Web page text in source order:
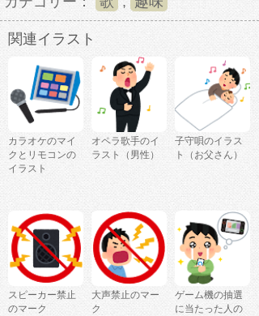
関連イラスト
カラオケのマイ
クとリモコンの
イラスト
オペラ歌手のイ
ラスト（男性）
子守唄のイラス
ト（お父さん）
スピーカー禁止
のマーク
大声禁止のマー
ク
ゲーム機の抽選
に当たった人の